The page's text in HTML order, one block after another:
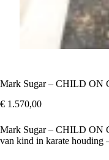
Mark Sugar – CHILD ON
€ 1.570,00
Mark Sugar – CHILD ON
van kind in karate houding